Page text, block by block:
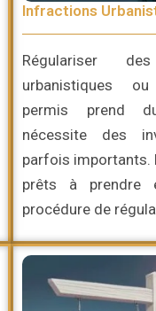
Infractions
Régulariser
urbanistiques
permis prend
nécessite des
parfois importants.
prêts à prendre
procédure de